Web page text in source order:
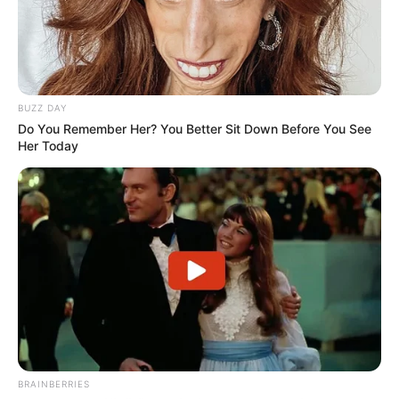
. नौकरी के लिए भेजी CV
कंपनी ने कहा हमें खेद है।
अब तो यारों ने कह दिया,
तुम्हारी CV को भी खेद है।
. नौकरी के लिए इतने इंटरव्यू दिए,
कि अब तो सपने में भी इंटरव्यू आते हैं
अब तो डर लगता है,
कहीं सपनों में भी न कह दें हम कॉल करेंगे।
. नौकरी के लिए भटकते हैं,
हर दिन नई उम्मीद लेकर जाते हैं।
पर जब निराशा हाथ लगती है
तो शायरी लिखकर दिल बहलाते हैं।
. नौकरी के लिए जतन करते हैं,
रोज नई तैयारी करते हैं।
पर जब इंटरव्यू में पूछते हैं
आपकी सैलरी एक्सपेक्टेशन क्या है?
BUZZ DAY
Do You Remember Her? You Better Sit Down Before You See
Her Today
BRAINBERRIES